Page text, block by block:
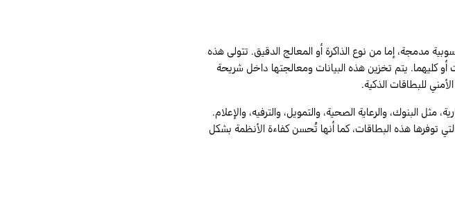
مدمجة، إما من نوع الذاكرة أو المعالج الدقيق. تتولى هذه
أو كليهما. يتم تخزين هذه البيانات ومعالجتها داخل شريحة
للبطاقات الذكية.
البنوك، والرعاية الصحية، والتمويل، والترفيه، والإعلام.
توفرها هذه البطاقات، كما أنها تُحسن كفاءة الأنظمة بشكل